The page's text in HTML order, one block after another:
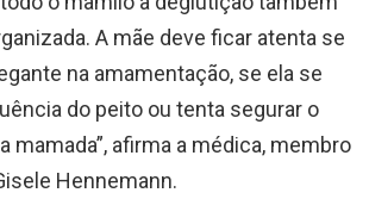
A mãe deve ficar atenta se
na amamentação, se ela se
do peito ou tenta segurar o
mamada”, afirma a médica, membro
Hennemann.